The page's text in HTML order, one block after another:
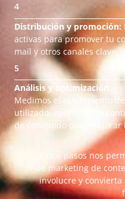
4
Distribución y promoción:
activas para promover tu
mail y otros canales clave,
5
Análisis y optimización:
Medimos el rendimiento
utilizado, optimizando
de contenido para mejorar
Estos pasos nos
de marketing de
involucre y